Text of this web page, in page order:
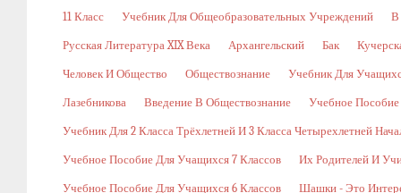
11 Класс Учебник Для Общеобразовательных Учреждений В
Русская Литература XIX Века Архангельский Бак
Человек И Общество Обществознание Учебник Для
Лазебникова Введение В Обществознание Учебное
Учебник Для 2 Класса Трёхлетней И 3 Класса Четырехлетней
Учебное Пособие Для Учащихся 7 Классов Их Родителей И
Учебное Пособие Для Учащихся 6 Классов Шашки - Это